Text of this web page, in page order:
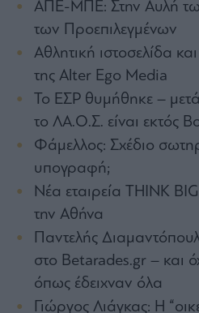
Μετοχές
Αγορές
Trader's
book
Buy-
Hold-
Sell
The
Value
Investor
Crypto
Χρηματιστηριακές
Ανακοινώσεις
ΑΠΕ-ΜΠΕ: Στην Aυλή
των Προεπιλεγμένων
Αθλητική ιστοσελίδα
της Alter Ego Media
Το ΕΣΡ θυμήθηκε –
το ΛΑ.Ο.Σ. είναι εκτός
Φάμελλος: Σχέδιο
υπογραφή;
Νέα εταιρεία THINK
την Αθήνα
Παντελής
στο Betarades.gr – και
όπως έδειχναν όλα
Γιώργος Λιάγκας: Η